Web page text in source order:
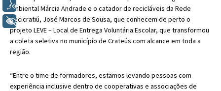
ambiental Márcia Andrade e o catador de recicláveis da Rede
Recicratiú, José Marcos de Sousa, que conhecem de perto o
projeto LEVE – Local de Entrega Voluntária Escolar, que transformou
a coleta seletiva no município de Crateús com alcance em toda a
região.
“Entre o time de formadores, estamos levando pessoas com
experiência inclusive dentro de cooperativas e associações de
Voz
+ Acessibilidade